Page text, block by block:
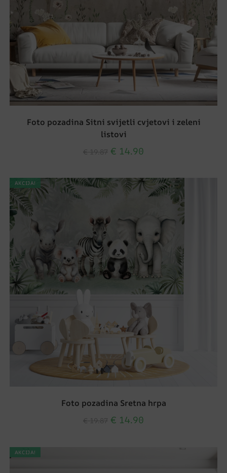
Foto pozadina Sitni svijetli cvjetovi i zeleni
listovi
€ 14.90
AKCIJA!
Foto pozadina Sretna hrpa
€ 14.90
AKCIJA!